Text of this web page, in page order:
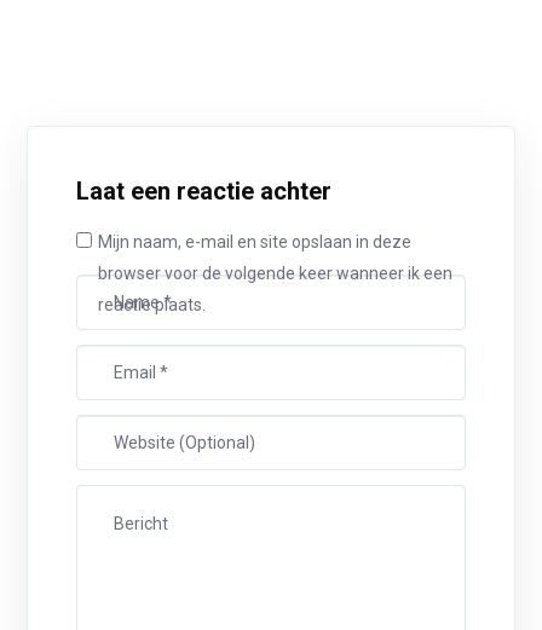
Laat een reactie achter
Mijn naam, e-mail en site opslaan in deze
browser voor de volgende keer wanneer ik een
reactie plaats.